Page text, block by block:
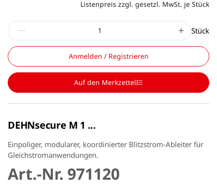
Listenpreis zzgl. gesetzl. MwSt. je Stück
Stück
Anmelden / Registrieren
Auf den Merkzettel
DEHNsecure M 1 ...
Einpoliger, modularer, koordinierter Blitzstrom-Ableiter für
Gleichstromanwendungen.
Art.-Nr. 971120